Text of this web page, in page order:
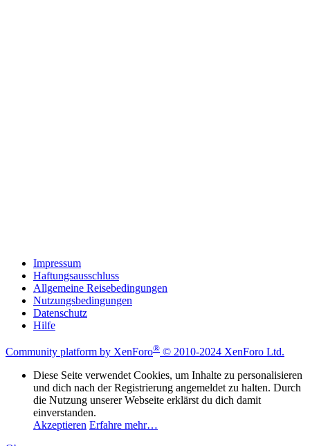
Impressum
Haftungsausschluss
Allgemeine Reisebedingungen
Nutzungsbedingungen
Datenschutz
Hilfe
Community platform by XenForo® © 2010-2024 XenForo Ltd.
Diese Seite verwendet Cookies, um Inhalte zu personalisieren
und dich nach der Registrierung angemeldet zu halten. Durch
die Nutzung unserer Webseite erklärst du dich damit
einverstanden.
Akzeptieren Erfahre mehr…